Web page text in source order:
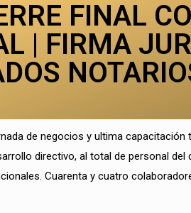
FINAL
| FIRMA
de negocios y ultima capacitación
directivo, al total de personal del
Cuarenta y cuatro